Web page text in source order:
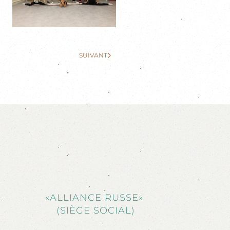
SUIVANT
«ALLIANCE RUSSE»
(SIÈGE SOCIAL)